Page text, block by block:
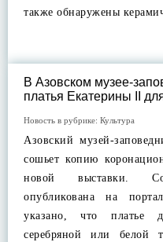
также обнаружены
В Азовском музее-
платья Екатерины II
Новость в рубрике: Культура
Азовский музей-
сошьет копию
новой выставки.
опубликована на
указано, что платье
серебряной или белой